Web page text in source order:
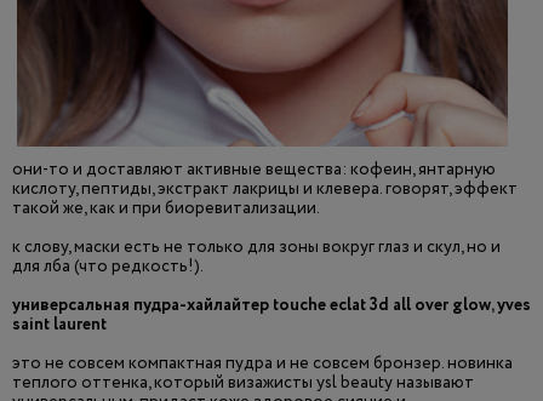
они-то и доставляют активные вещества: кофеин, янтарную
кислоту, пептиды, экстракт лакрицы и клевера. говорят, эффект
такой же, как и при биоревитализации.
к слову, маски есть не только для зоны вокруг глаз и скул, но и
для лба (что редкость!).
универсальная пудра-хайлайтер touche eclat 3d all over glow, yves
saint laurent
это не совсем компактная пудра и не совсем бронзер. новинка
теплого оттенка, который визажисты ysl beauty называют